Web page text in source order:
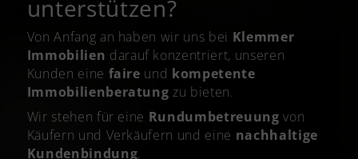
unterstützen?
Von Anfang an haben wir uns bei Klemmer
Immobilien darauf konzentriert, unseren
Kunden eine faire und kompetente
Immobilienberatung zu bieten.
Wir stehen für eine Rundumbetreuung von
Käufern und Verkäufern und eine nachhaltige
Kundenbindung.